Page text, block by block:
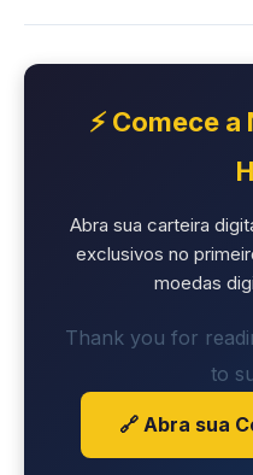
⚡ Comece
Abra sua carteira
exclusivos no
moedas
Thank you for
to
🔗 Abra sua